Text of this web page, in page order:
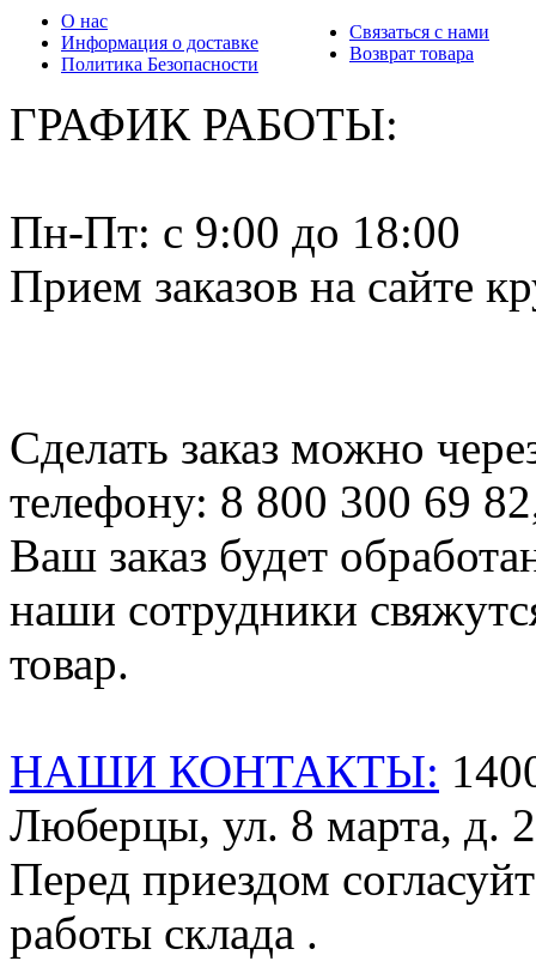
О нас
Информация о доставке
Политика Безопасности
Связаться с нами
Возврат товара
ГРАФИК РАБОТЫ:
Пн-Пт: c 9:00 до 18:00
Прием заказов на сайте
Сделать заказ можно
телефону: 8 800 300 69
Ваш заказ будет
наши сотрудники
товар.
НАШИ КОНТАКТЫ:
Люберцы, ул. 8 марта, д.
Перед приездом
работы склада .